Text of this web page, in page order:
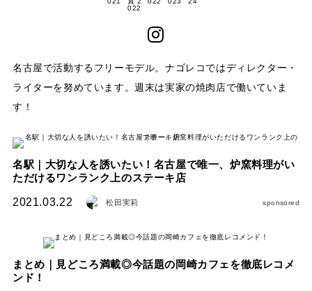
名古屋で活動するフリーモデル。ナゴレコではディレクター・
ライターを努めています。週末は実家の焼肉店で働いていま
す！
名駅｜大切な人を誘いたい！名古屋で唯一、炉窯料理がい
ただけるワンランク上のステーキ店
2021.03.22 松田実莉 sponsored
まとめ｜見どころ満載◎今話題の岡崎カフェを徹底レコメ
ンド！